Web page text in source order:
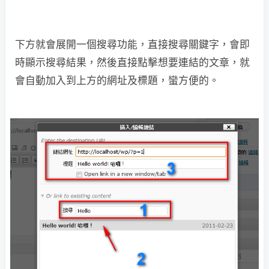
下方就會展開一個搜尋功能，直接搜尋關鍵字，會即
時顯示搜尋結果，然後直接點擊想要連結的文章，就
會自動加入到上方的網址及標題，蠻方便的。